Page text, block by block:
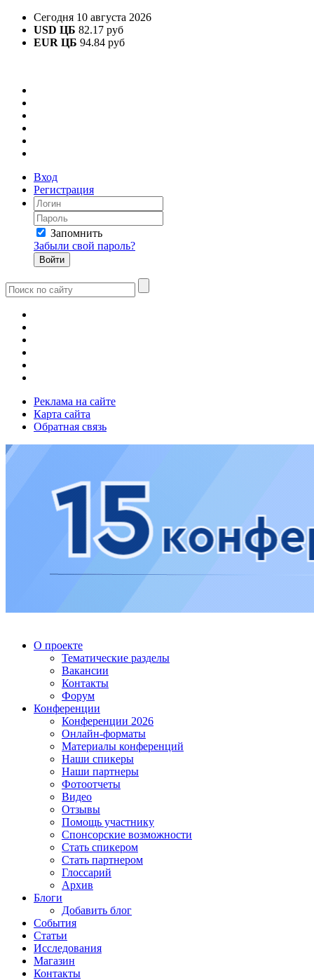
Сегодня 10 августа 2026
USD ЦБ 82.17 руб
EUR ЦБ 94.84 руб
Вход
Регистрация
Запомнить
Забыли свой пароль?
Реклама на сайте
Карта сайта
Обратная связь
О проекте
Тематические разделы
Вакансии
Контакты
Форум
Конференции
Конференции 2026
Онлайн-форматы
Материалы конференций
Наши спикеры
Наши партнеры
Фотоотчеты
Видео
Отзывы
Помощь участнику
Спонсорские возможности
Стать спикером
Стать партнером
Глоссарий
Архив
Блоги
Добавить блог
События
Статьи
Исследования
Магазин
Контакты